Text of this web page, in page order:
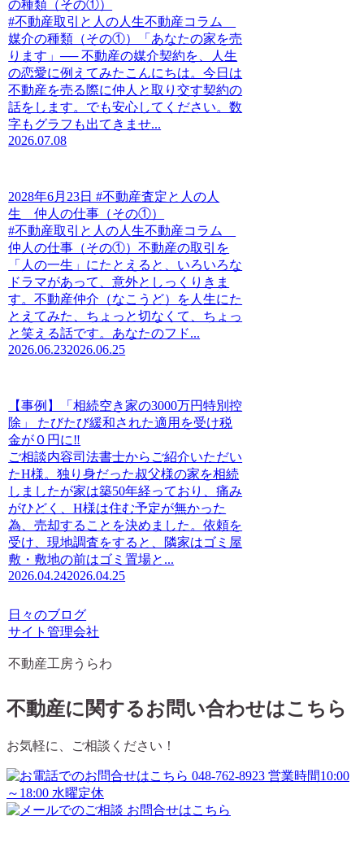
の種類（その①）
#不動産取引と人の人生不動産コラム
媒介の種類（その①）「あなたの家を売
ります」── 不動産の媒介契約を、人生
の恋愛に例えてみたこんにちは。今日は
不動産を売る際に仲人と取り交す契約の
話をします。でも安心してください。数
字もグラフも出てきませ...
2026.07.08
2028年6月23日 #不動産査定と人の人
生 仲人の仕事（その①）
#不動産取引と人の人生不動産コラム
仲人の仕事（その①）不動産の取引を
「人の一生」にたとえると、いろいろな
ドラマがあって、意外としっくりきま
す。不動産仲介（なこうど）を人生にた
とえてみた、ちょっと切なくて、ちょっ
と笑える話です。あなたのフド...
2026.06.232026.06.25
【事例】「相続空き家の3000万円特別控
除」 たびたび緩和された適用を受け税
金が０円に‼
ご相談内容司法書士からご紹介いただい
たH様。独り身だった叔父様の家を相続
しましたが家は築50年経っており、痛み
がひどく、H様は住む予定が無かった
為、売却することを決めました。依頼を
受け、現地調査をすると、隣家はゴミ屋
敷・敷地の前はゴミ置場と...
2026.04.242026.04.25
日々のブログ
サイト管理会社
不動産工房うらわ
不動産に関するお問い合わせはこちら
お気軽に、ご相談ください！